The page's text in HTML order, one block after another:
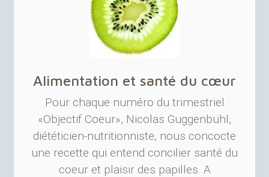
Alimentation et santé du cœur
Pour chaque numéro du trimestriel
«Objectif Coeur», Nicolas Guggenbühl,
diététicien-nutritionniste, nous concocte
une recette qui entend concilier santé du
coeur et plaisir des papilles. A